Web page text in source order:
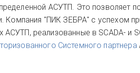
АСУТП. Это позволяет
Компания "ПИК ЗЕБРА" с успехом
реализованные в SCADA- и
Системного партнера